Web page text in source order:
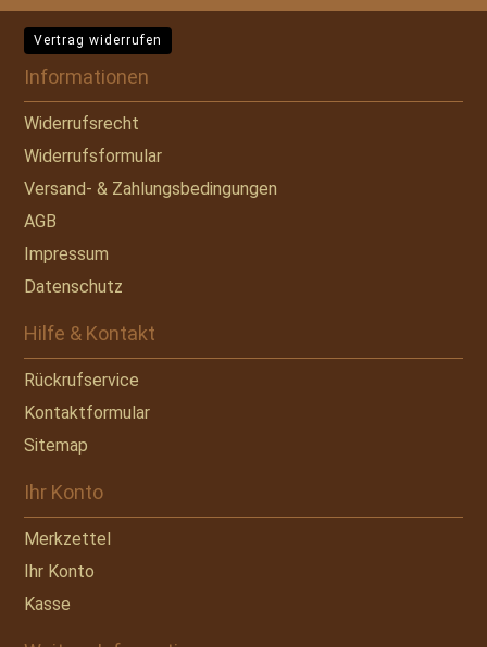
Vertrag widerrufen
Informationen
Widerrufsrecht
Widerrufsformular
Versand- & Zahlungsbedingungen
AGB
Impressum
Datenschutz
Hilfe & Kontakt
Rückrufservice
Kontaktformular
Sitemap
Ihr Konto
Merkzettel
Ihr Konto
Kasse